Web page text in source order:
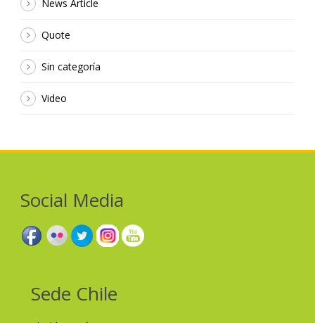
News Article
Quote
Sin categoría
Video
Social Media
Sede Chile